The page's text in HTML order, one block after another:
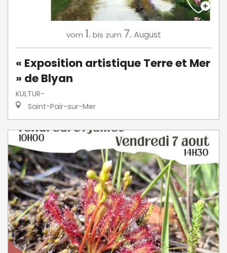
vom 1. bis zum 7. August
« Exposition artistique Terre et Mer
» de Blyan
KULTUR-
Saint-Pair-sur-Mer